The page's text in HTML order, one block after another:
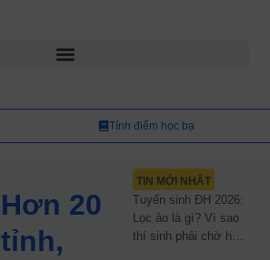
Tính điểm học bạ
Hơn 20
tỉnh,
TIN MỚI NHẤT
Tuyển sinh ĐH 2026:
Lọc ảo là gì? Vì sao
thí sinh phải chờ hơn